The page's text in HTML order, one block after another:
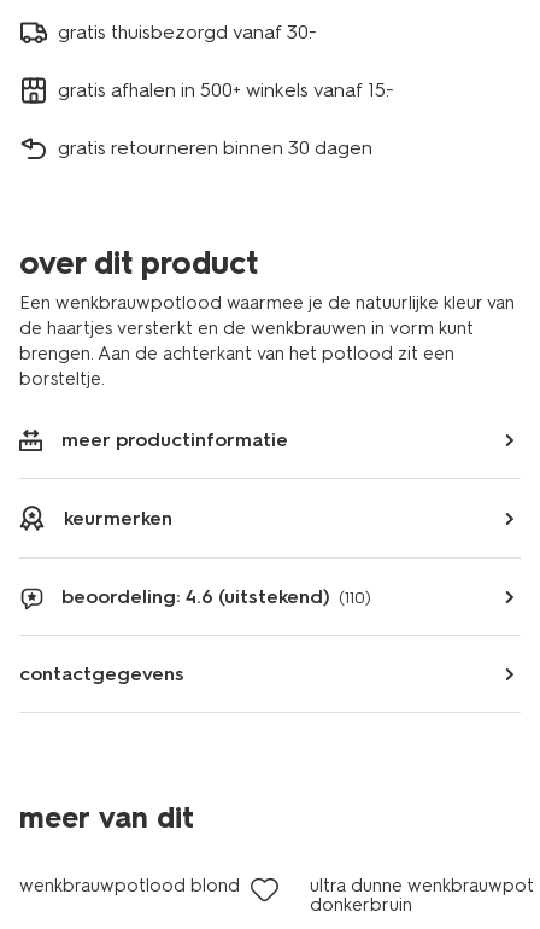
gratis thuisbezorgd vanaf 30.-
gratis afhalen in 500+ winkels vanaf 15.-
gratis retourneren binnen 30 dagen
over dit product
Een wenkbrauwpotlood waarmee je de natuurlijke kleur van
de haartjes versterkt en de wenkbrauwen in vorm kunt
brengen. Aan de achterkant van het potlood zit een
borsteltje.
meer productinformatie
keurmerken
beoordeling: 4.6 (uitstekend) (110)
contactgegevens
meer van dit
vegan
wenkbrauwpotlood blond
ultra dunne
donkerbruin